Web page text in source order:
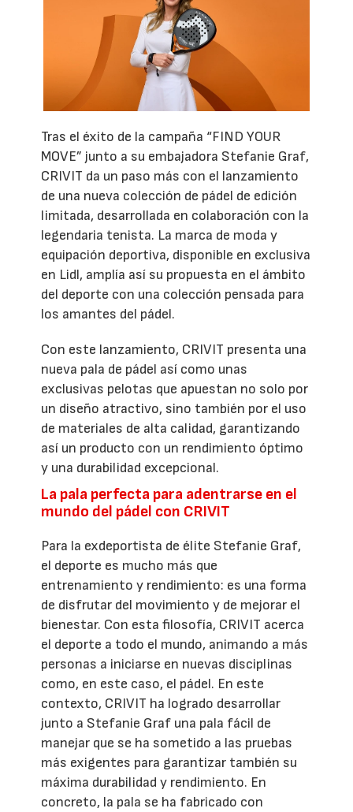
Tras el éxito de la campaña “FIND YOUR
MOVE” junto a su embajadora Stefanie Graf,
CRIVIT da un paso más con el lanzamiento
de una nueva colección de pádel de edición
limitada, desarrollada en colaboración con la
legendaria tenista. La marca de moda y
equipación deportiva, disponible en exclusiva
en Lidl, amplía así su propuesta en el ámbito
del deporte con una colección pensada para
los amantes del pádel.
Con este lanzamiento, CRIVIT presenta una
nueva pala de pádel así como unas
exclusivas pelotas que apuestan no solo por
un diseño atractivo, sino también por el uso
de materiales de alta calidad, garantizando
así un producto con un rendimiento óptimo
y una durabilidad excepcional.
La pala perfecta para adentrarse en el
mundo del pádel con CRIVIT
Para la exdeportista de élite Stefanie Graf,
el deporte es mucho más que
entrenamiento y rendimiento: es una forma
de disfrutar del movimiento y de mejorar el
bienestar. Con esta filosofía, CRIVIT acerca
el deporte a todo el mundo, animando a más
personas a iniciarse en nuevas disciplinas
como, en este caso, el pádel. En este
contexto, CRIVIT ha logrado desarrollar
junto a Stefanie Graf una pala fácil de
manejar que se ha sometido a las pruebas
más exigentes para garantizar también su
máxima durabilidad y rendimiento. En
concreto, la pala se ha fabricado con